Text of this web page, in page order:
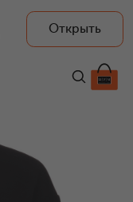
Открыть
62 450 ₽